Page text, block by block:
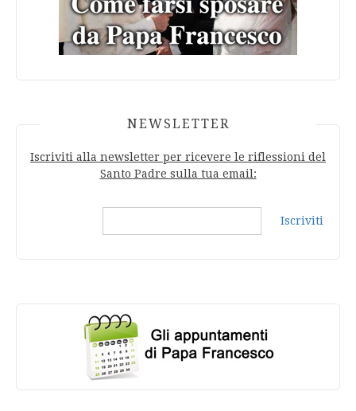
NEWSLETTER
Iscriviti alla newsletter per ricevere le riflessioni del
Santo Padre sulla tua email:
Iscriviti